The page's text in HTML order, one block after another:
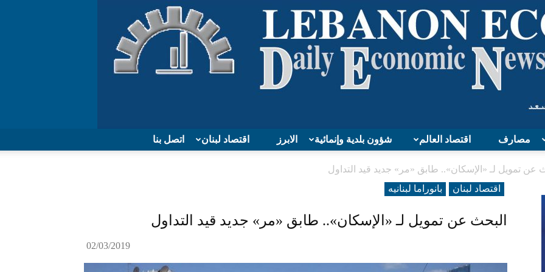
Lebanon
اتصل بنا اقتصاد لبنان الابرز شؤون بلدية وإنمائية اقتصاد العالم مصارف
عن تمويل لـ «الإسكان».. طابق «مر» جديد قيد التداول
اقتصاد لبنان
بانوراما لبنانیه
البحث عن تمويل لـ «الإسكان».. طابق «مر» جديد قيد التداول
02/03/2019